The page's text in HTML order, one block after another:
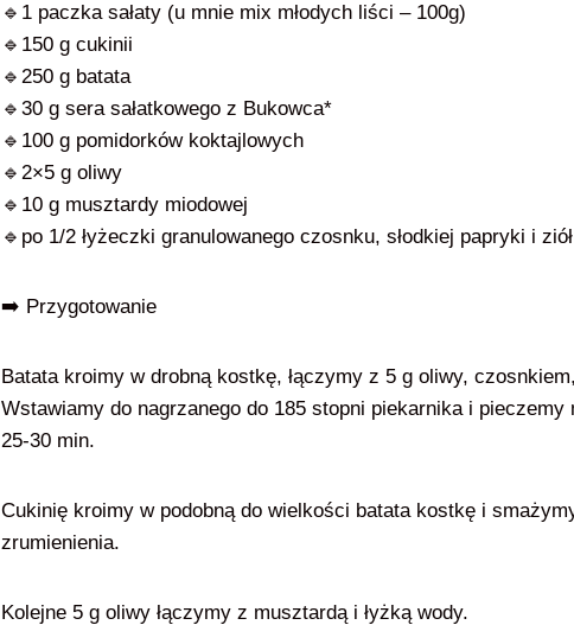
🔹1 paczka sałaty (u mnie mix młodych liści – 100g)
🔹150 g cukinii
🔹250 g batata
🔹30 g sera sałatkowego z Bukowca*
🔹100 g pomidorków koktajlowych
🔹2×5 g oliwy
🔹10 g musztardy miodowej
🔹po 1/2 łyżeczki granulowanego czosnku, słodkiej papryki i
➡️ Przygotowanie
Batata kroimy w drobną kostkę, łączymy z 5 g oliwy,
Wstawiamy do nagrzanego do 185 stopni piekarnika i pieczemy
25-30 min.
Cukinię kroimy w podobną do wielkości batata kostkę i
zrumienienia.
Kolejne 5 g oliwy łączymy z musztardą i łyżką wody.